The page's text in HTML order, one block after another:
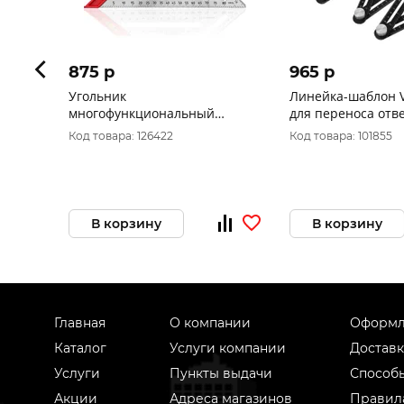
875 p
Угольник
многофункциональный
Vertextools Profi 6 в 1,
inox+abs+магнит, толщина 2,0
Код товара: 126422
В корзину
965 p
Линейка-шаблон
для переноса
плитку 6 секций
6-12
Код товара: 101855
В корзину
Главная
Каталог
Услуги
Акции
О компании
Услуги компании
Пункты выдачи
Адреса магазинов